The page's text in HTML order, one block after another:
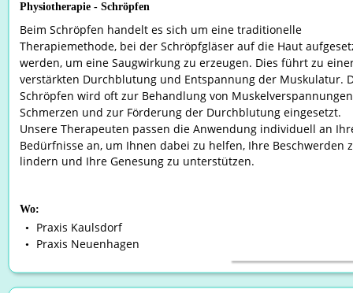
Physiotherapie - Schröpfen
Beim Schröpfen handelt es sich um eine traditionelle
Therapiemethode, bei der Schröpfgläser auf die Haut
werden, um eine Saugwirkung zu erzeugen. Dies führt zu
verstärkten Durchblutung und Entspannung der Muskulatur.
Schröpfen wird oft zur Behandlung von
Schmerzen und zur Förderung der Durchblutung eingesetzt.
Unsere Therapeuten passen die Anwendung individuell an
Bedürfnisse an, um Ihnen dabei zu helfen, Ihre Beschwerden
lindern und Ihre Genesung zu unterstützen.
Wo:
•
Praxis Kaulsdorf
• Praxis Neuenhagen